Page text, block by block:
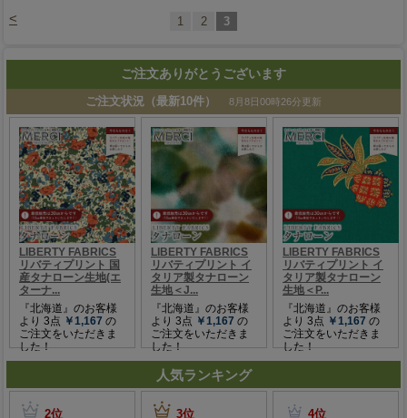
< 1 2 3
ご注文ありがとうございます
人気ランキング